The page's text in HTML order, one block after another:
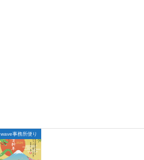
wave事務所便り